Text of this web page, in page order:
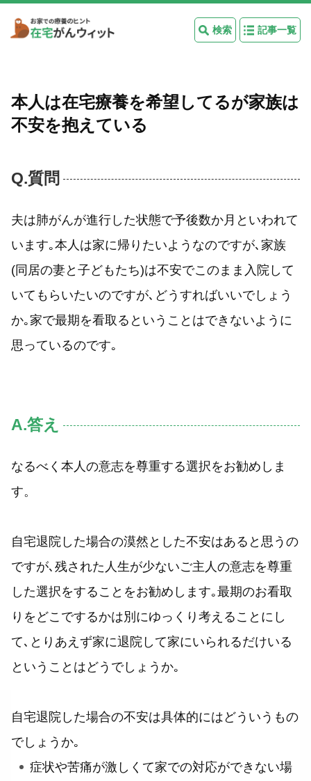
検索 記事一覧
本人は在宅療養を希望してるが家族は
不安を抱えている
Q.質問
夫は肺がんが進行した状態で予後数か月といわれて
います｡本人は家に帰りたいようなのですが､家族
(同居の妻と子どもたち)は不安でこのまま入院して
いてもらいたいのですが､どうすればいいでしょう
か｡家で最期を看取るということはできないように
思っているのです｡
A.答え
なるべく本人の意志を尊重する選択をお勧めしま
す。
自宅退院した場合の漠然とした不安はあると思うの
ですが､残された人生が少ないご主人の意志を尊重
した選択をすることをお勧めします｡最期のお看取
りをどこでするかは別にゆっくり考えることにし
て､とりあえず家に退院して家にいられるだけいる
ということはどうでしょうか｡
自宅退院した場合の不安は具体的にはどういうもの
でしょうか｡
症状や苦痛が激しくて家での対応ができない場